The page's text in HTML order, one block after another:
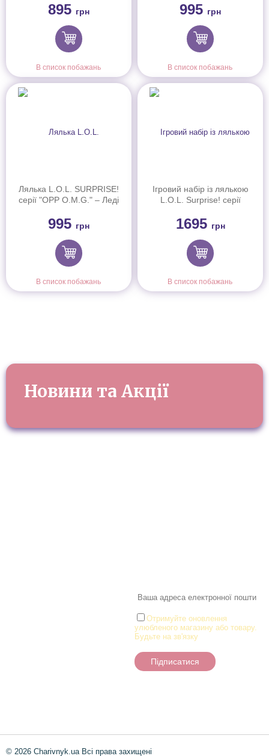
895 грн
В список побажань
995 грн
В список побажань
Лялька L.O.L. SURPRISE!
серії "OPP O.M.G." – Леді
995 грн
В список побажань
Ігровий набір із лялькою
L.O.L. Surprise! серії
К (120667)
1695 грн
В список побажань
Новини та Акції
Отримуйте оновлення
улюбленого магазину або товару.
Будьте на зв'язку
Підписатися
© 2026 Charivnyk.ua Всі права захищені